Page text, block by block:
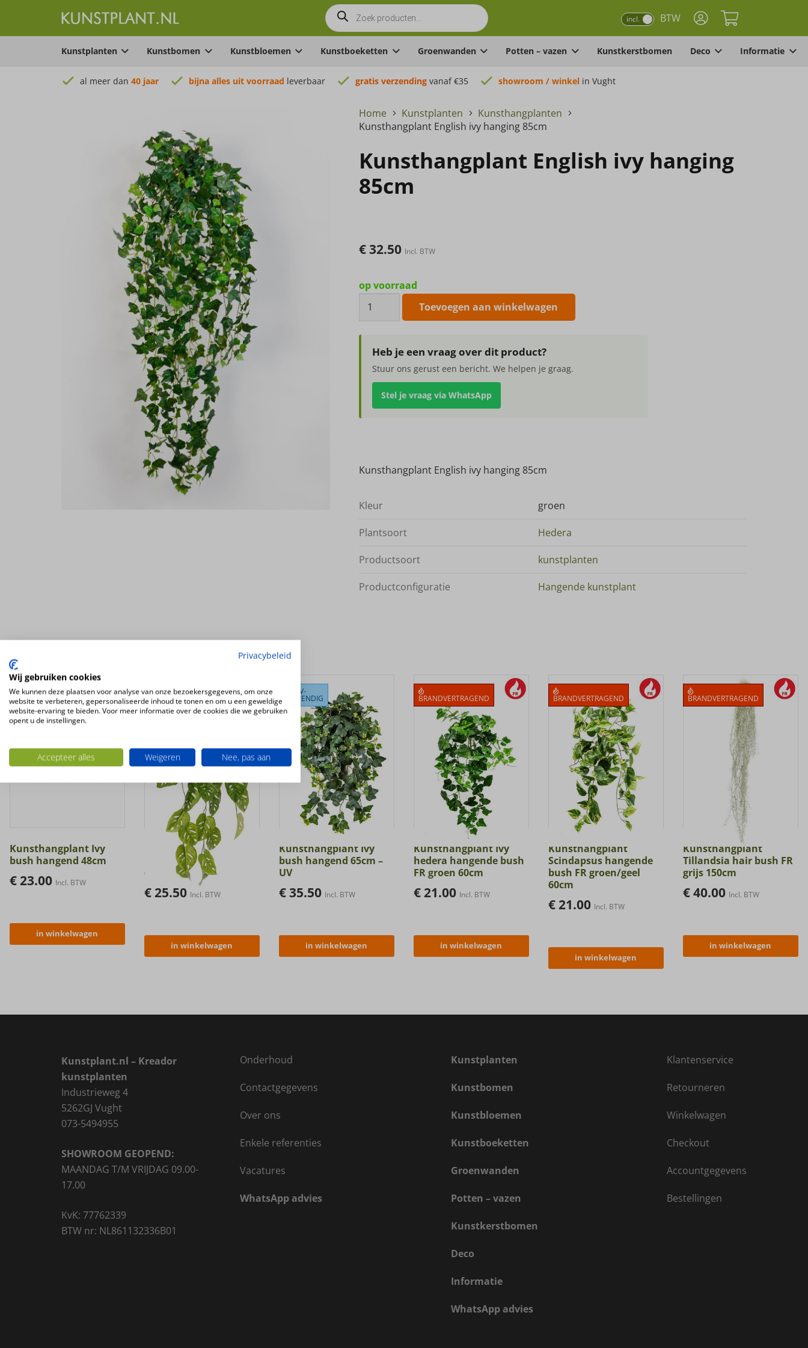
Producten
zoeken incl. BTW
Kunstplanten Kunstbomen Kunstbloemen Kunstboeketten Groenwanden Potten – vazen Kunstkerstbomen Deco Informatie
al meer dan 40 jaar bijna alles uit voorraad leverbaar gratis verzending vanaf €35 showroom / winkel in Vught
Home Kunstplanten
Kunsthangplanten
Kunsthangplant English ivy hanging 85cm
Kunsthangplant English ivy hanging
85cm
€32.50 Incl. BTW
op voorraad
Kunsthangplant
ivy
hanging
85cm
Toevoegen aan winkelwagen
Heb je een vraag over dit product?
Stuur ons gerust een bericht. We helpen je graag.
Stel je vraag via WhatsApp
Kunsthangplant English ivy hanging 85cm
Kleur groen
Plantsoort Hedera
Productsoort kunstplanten
Productconfiguratie Hangende kunstplant
Kunsthangplant Ivy
bush hangend 48cm
€23.00 Incl. BTW
in winkelwagen
UV-
BESTENDIG
Kunsthangplant
Monstera ‘Monkey leaf’
(Gatenplant) 71cm
€25.50 Incl. BTW
in winkelwagen
BRANDVERTRAGEND
Kunsthangplant Ivy
bush hangend 65cm –
UV
€35.50 Incl. BTW
in winkelwagen
UV-
BESTENDIG
Kunsthangplant Ivy
hedera hangende bush
FR groen 60cm
€21.00 Incl. BTW
in winkelwagen
BRANDVERTRAGEND
Kunsthangplant
Scindapsus hangende
bush FR groen/geel
60cm
€21.00 Incl. BTW
in winkelwagen
BRANDVERTRAGEND
Kunsthangplant
Tillandsia hair bush FR
grijs 150cm
€40.00 Incl. BTW
in winkelwagen
BRANDVERTRAGEND
Kunstplant.nl – Kreador
kunstplanten
Industrieweg 4
5262GJ Vught
073-5494955
SHOWROOM GEOPEND:
MAANDAG T/M VRIJDAG 09.00-
17.00
KvK: 77762339
BTW nr: NL861132336B01
Onderhoud
Contactgegevens
Over ons
Enkele referenties
Vacatures
WhatsApp advies
Kunstplanten
Kunstbomen
Kunstbloemen
Kunstboeketten
Groenwanden
Potten – vazen
Kunstkerstbomen
Deco
Informatie
WhatsApp advies
Klantenservice
Retourneren
Winkelwagen
Checkout
Accountgegevens
Bestellingen
Privacybeleid
Wij gebruiken cookies
We kunnen deze plaatsen voor analyse van onze bezoekersgegevens, om onze
website te verbeteren, gepersonaliseerde inhoud te tonen en om u een geweldige
website-ervaring te bieden. Voor meer informatie over de cookies die we gebruiken
opent u de instellingen.
Accepteer alles Weigeren Nee, pas aan